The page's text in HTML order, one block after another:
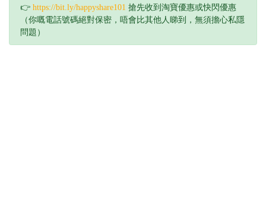
👉 https://bit.ly/happyshare101 搶先收到淘寶優惠或快閃優惠
（你嘅電話號碼絕對保密，唔會比其他人睇到，無須擔心私隱
問題）